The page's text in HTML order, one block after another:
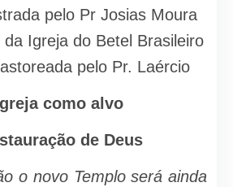
pelo Pr Josias Moura
Igreja do Betel Brasileiro
pelo Pr. Laércio
como alvo
de Deus
o novo Templo será ainda